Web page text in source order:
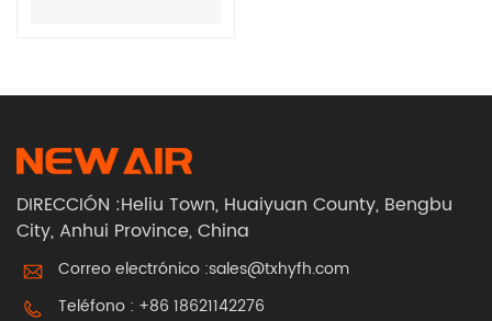
DIRECCIÓN :Heliu Town, Huaiyuan County, Bengbu
City, Anhui Province, China
Correo electrónico :sales@txhyfh.com
Teléfono : +86 18621142276